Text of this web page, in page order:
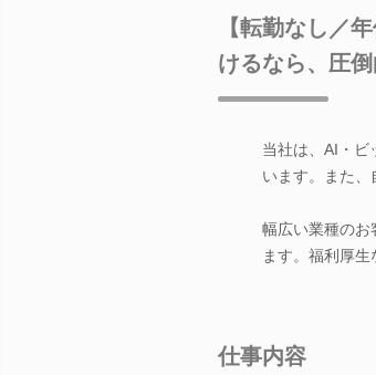
【転勤なし／
けるなら、圧
当社は、AI・ビ
います。また、
幅広い業種のお
ます。福利厚
仕事内容